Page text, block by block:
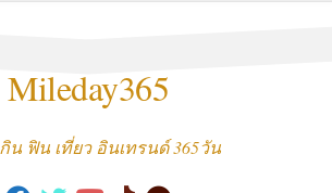
Mileday365
น ฟิน เที่ยว อินเทรนด์ 365วัน